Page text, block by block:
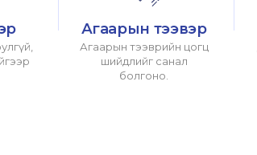
Агаарын тээвэр
Агаарын тээврийн цогц
шийдлийг санал
болгоно.